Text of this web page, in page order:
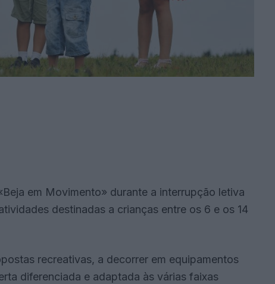
em Movimento» durante a interrupção letiva
destinadas a crianças entre os 6 e os 14
recreativas, a decorrer em equipamentos
diferenciada e adaptada às várias faixas